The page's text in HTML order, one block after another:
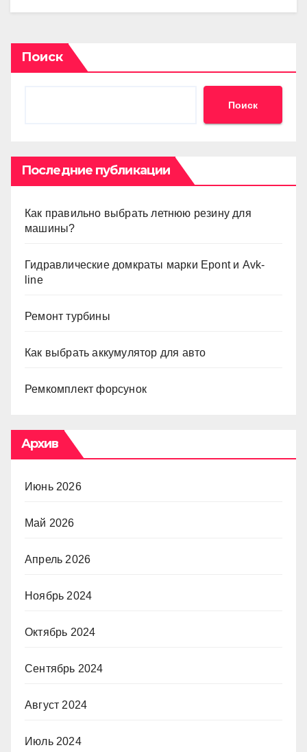
Поиск
Поиск
Последние публикации
Как правильно выбрать летнюю резину для
машины?
Гидравлические домкраты марки Epont и Avk-
line
Ремонт турбины
Как выбрать аккумулятор для авто
Ремкомплект форсунок
Архив
Июнь 2026
Май 2026
Апрель 2026
Ноябрь 2024
Октябрь 2024
Сентябрь 2024
Август 2024
Июль 2024